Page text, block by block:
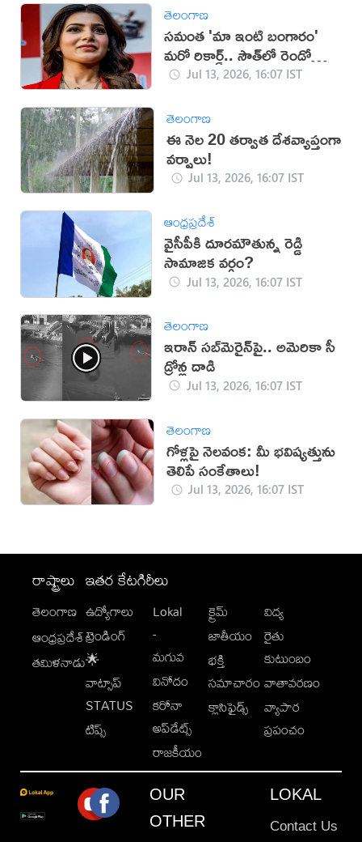
తెలంగాణ
సమంత 'మా ఇంటి బంగారం'
మరో రికార్డ్.. సౌత్‌లో రెండో
స్థానం!Jul 13, 2026, 16:07 IST
తెలంగాణ
ఈ నెల 20 తర్వాత దేశవ్యాప్తంగా
వర్షాలు!
Jul 13, 2026, 16:07 IST
ఆంధ్రప్రదేశ్
వైసీపీకి దూరమౌతున్న రెడ్డి
సామాజిక వర్గం?
Jul 13, 2026, 16:07 IST
తెలంగాణ
ఇరాన్‌ సబ్‌మెరైన్‌పై.. అమెరికా సీ
డ్రోన్ల దాడి
Jul 13, 2026, 16:07 IST
తెలంగాణ
గోళ్లపై నెలవంక: మీ భవిష్యత్తును
తెలిపే సంకేతాలు!
Jul 13, 2026, 16:07 IST
రాష్ట్రాలు
తెలంగాణ
ఆంధ్రప్రదేశ్
తమిళనాడు
ఇతర కేటగిరీలు
ఉద్యోగాలు
ట్రెండింగ్
🌟
వాట్సాప్
STATUS
టిప్స్
Lokal
-
మగువ
వినోదం
కరోనా
అప్‌డేట్స్
రాజకీయం
క్రైమ్
జాతీయం
భక్తి
సమాచారం
క్లాసిఫైడ్స్
విద్య
రైతు
కుటుంబం
వాతావరణం
వ్యాపార
ప్రపంచం
OUR
OTHER
LOKAL
Contact Us